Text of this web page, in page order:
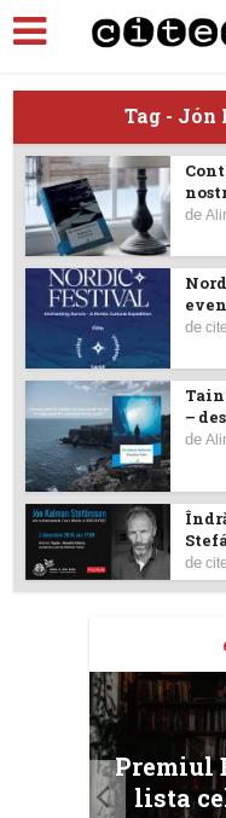
Tag - Jón
de
de
–
de
de
Premiul
lista